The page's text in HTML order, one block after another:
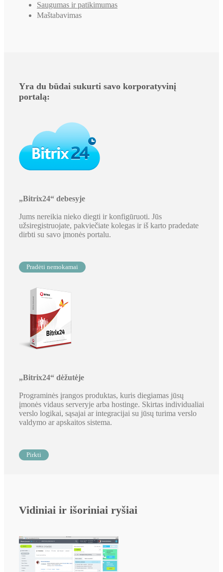
Saugumas ir patikimumas
Maštabavimas
Yra du būdai sukurti savo korporatyvinį
portalą:
„Bitrix24“ debesyje
Jums nereikia nieko diegti ir konfigūruoti. Jūs
užsiregistruojate, pakviečiate kolegas ir iš karto pradedate
dirbti su savo įmonės portalu.
Pradėti nemokamai
„Bitrix24“ dėžutėje
Programinės įrangos produktas, kuris diegiamas jūsų
įmonės vidaus serveryje arba hostinge. Skirtas individualiai
verslo logikai, sąsajai ar integracijai su jūsų turima verslo
valdymo ar apskaitos sistema.
Pirkti
Vidiniai ir išoriniai ryšiai